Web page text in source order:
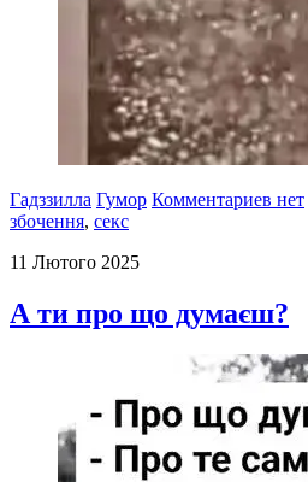
Гадззилла Гумор Комментариев нет
збочення, секс
11 Лютого 2025
А ти про що думаєш?